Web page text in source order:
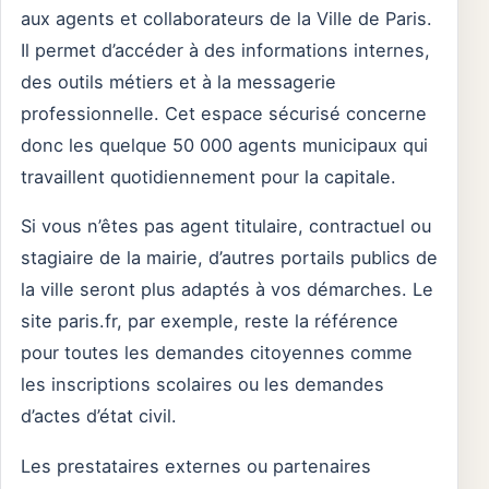
aux agents et collaborateurs de la Ville de Paris.
Il permet d’accéder à des informations internes,
des outils métiers et à la messagerie
professionnelle. Cet espace sécurisé concerne
donc les quelque 50 000 agents municipaux qui
travaillent quotidiennement pour la capitale.
Si vous n’êtes pas agent titulaire, contractuel ou
stagiaire de la mairie, d’autres portails publics de
la ville seront plus adaptés à vos démarches. Le
site paris.fr, par exemple, reste la référence
pour toutes les demandes citoyennes comme
les inscriptions scolaires ou les demandes
d’actes d’état civil.
Les prestataires externes ou partenaires